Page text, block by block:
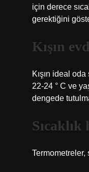
için derece
gerektiğini
Kışın
Kışın ideal
22-24 ° C ve
dengede
Termometreler,